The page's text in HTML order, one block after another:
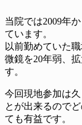
当院では2009年
ています。
以前勤めていた
微鏡を20年弱、
す。
今回現地参加は
とが出来るので
ても有益です。